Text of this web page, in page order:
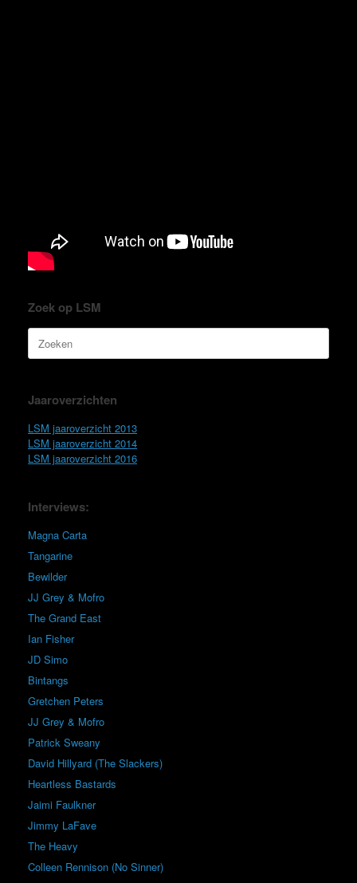
Zoek op LSM
Zoeken
naar:
Jaaroverzichten
LSM jaaroverzicht 2013
LSM jaaroverzicht 2014
LSM jaaroverzicht 2016
Interviews:
Magna Carta
Tangarine
Bewilder
JJ Grey & Mofro
The Grand East
Ian Fisher
JD Simo
Bintangs
Gretchen Peters
JJ Grey & Mofro
Patrick Sweany
David Hillyard (The Slackers)
Heartless Bastards
Jaimi Faulkner
Jimmy LaFave
The Heavy
Colleen Rennison (No Sinner)